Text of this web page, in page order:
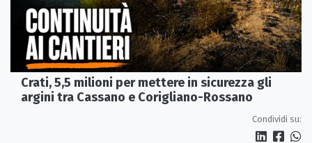
Crati, 5,5 milioni per mettere in sicurezza gli
argini tra Cassano e Corigliano-Rossano
Condividi su: